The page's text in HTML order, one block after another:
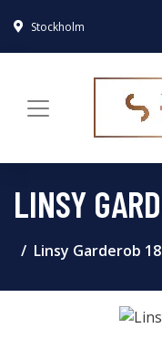
Stockholm
LINSY
Linsy Garderob